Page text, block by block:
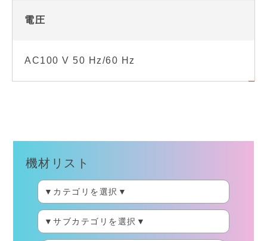
電圧
AC100 V 50 Hz/60 Hz
機材リスト